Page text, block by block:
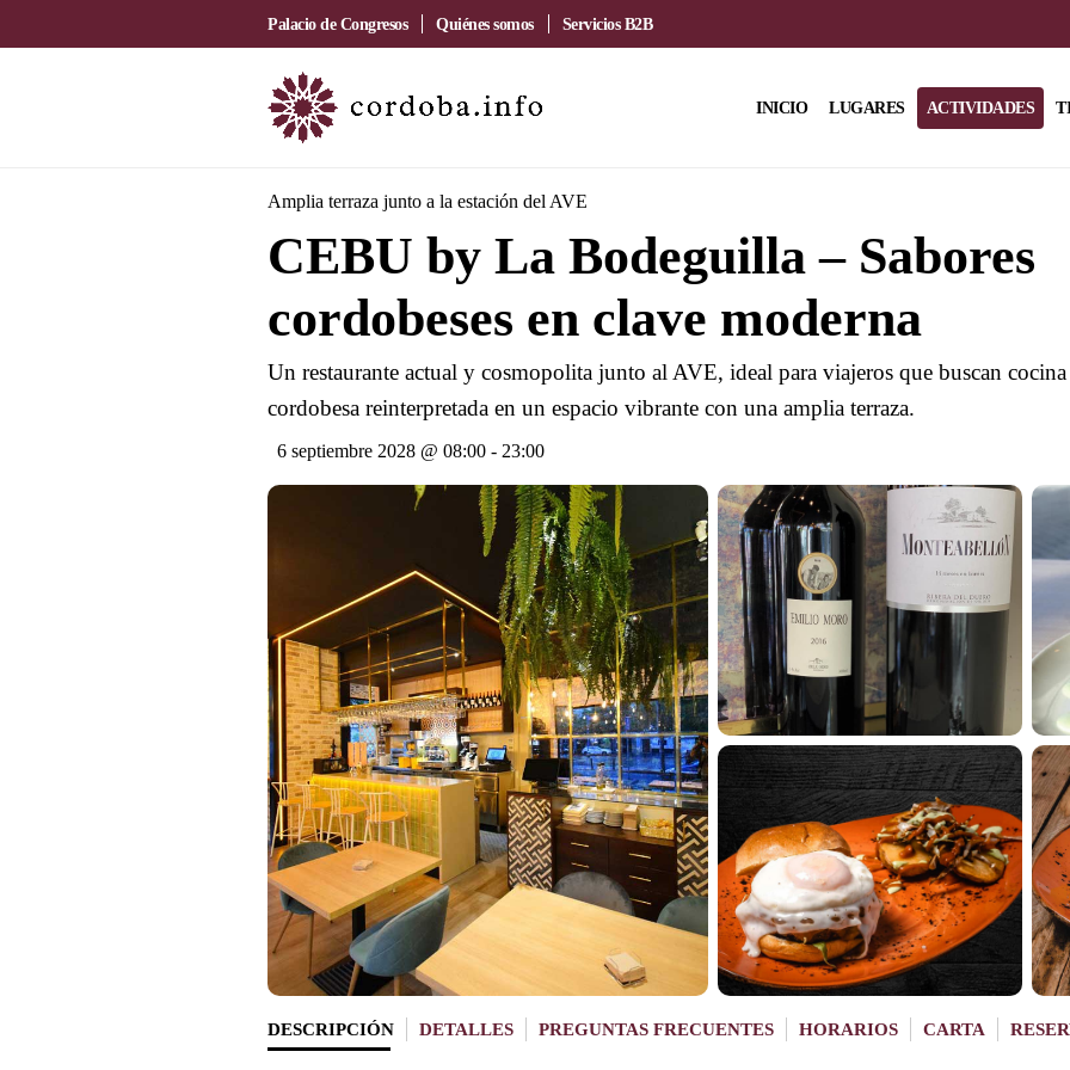
Palacio de Congresos Quiénes somos Servicios B2B
INICIO LUGARES ACTIVIDADES
Amplia terraza junto a la estación del AVE
CEBU by La Bodeguilla – Sabores
cordobeses en clave moderna
Un restaurante actual y cosmopolita junto al AVE, ideal para viajeros que buscan cocina
cordobesa reinterpretada en un espacio vibrante con una amplia terraza.
6 septiembre 2028 @ 08:00 - 23:00
DESCRIPCIÓN DETALLES PREGUNTAS FRECUENTES HORARIOS CARTA